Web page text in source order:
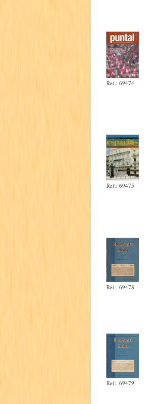
Ref.: 69474
Ref.: 69475
Ref.: 69478
Ref.: 69479